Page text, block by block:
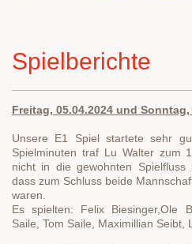
Spielberichte
Freitag, 05.04.2024 und Sonntag,
Unsere E1 Spiel startete sehr
Spielminuten traf Lu Walter zum
nicht in die gewohnten
dass zum Schluss beide
waren.
Es spielten: Felix Biesinger,Ole
Saile, Tom Saile, Maximillian Seibt,